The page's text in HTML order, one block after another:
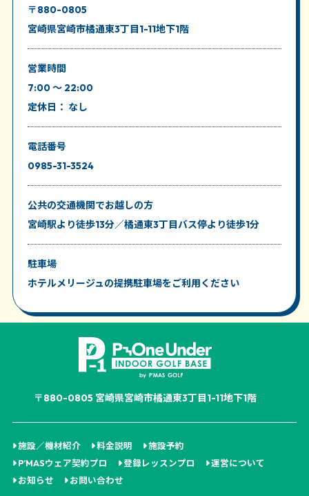
〒880-0805
宮崎県宮崎市橘通東3丁目1-11地下1階
営業時間
7:00 ～ 22:00
定休日： なし
電話番号
0985-31-3524
公共の交通機関でお越しの方
宮崎駅より徒歩13分／橘通東3丁目バス停より徒歩1分
駐車場
ホテルメリージュの提携駐車場をご利用ください
〒880-0805 宮崎県宮崎市橘通東3丁目1-11地下1階
施設／機材紹介 料金説明
施設予約
P’MASウェア契約プロ
登録レッスンプロ
運営について
お知らせ
お問い合わせ